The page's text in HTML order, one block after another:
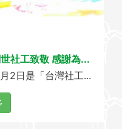
社工致敬 感謝為...
2日是「台灣社工...